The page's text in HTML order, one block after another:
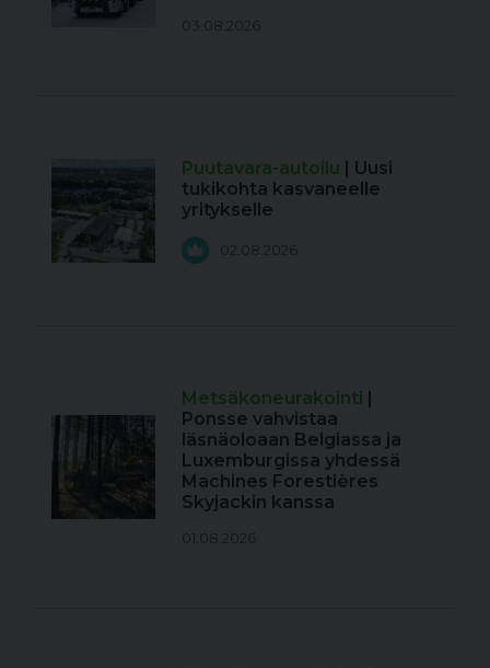
03.08.2026
Puutavara-autoilu | Uusi
tukikohta kasvaneelle
yritykselle
02.08.2026
Metsäkoneurakointi |
Ponsse vahvistaa
läsnäoloaan Belgiassa ja
Luxemburgissa yhdessä
Machines Forestières
Skyjackin kanssa
01.08.2026